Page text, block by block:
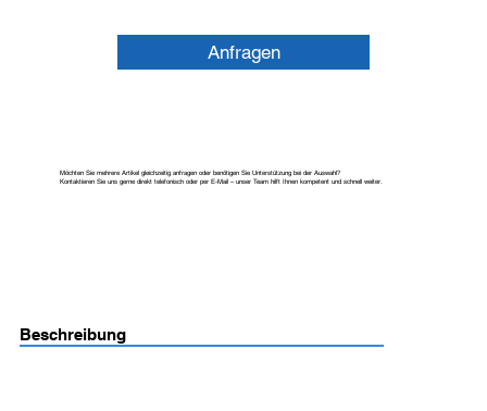
Anfragen
Möchten Sie mehrere Artikel gleichzeitig anfragen oder benötigen Sie Unterstützung bei der Auswahl?
Kontaktieren Sie uns gerne direkt telefonisch oder per E-Mail – unser Team hilft Ihnen kompetent und schnell weiter.
Beschreibung